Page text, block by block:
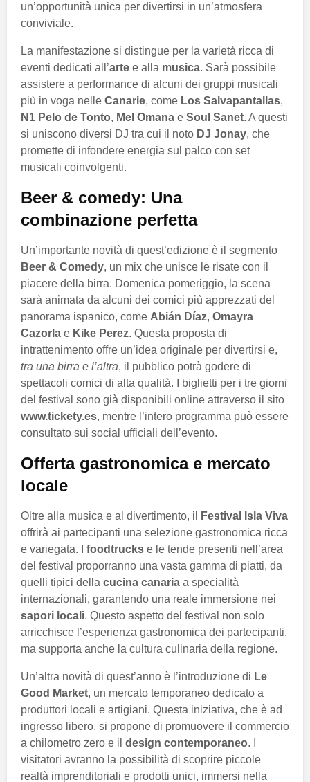
un’opportunità unica per divertirsi in un’atmosfera
conviviale.
La manifestazione si distingue per la varietà ricca di
eventi dedicati all’arte e alla musica. Sarà possibile
assistere a performance di alcuni dei gruppi musicali
più in voga nelle Canarie, come Los Salvapantallas,
N1 Pelo de Tonto, Mel Omana e Soul Sanet. A questi
si uniscono diversi DJ tra cui il noto DJ Jonay, che
promette di infondere energia sul palco con set
musicali coinvolgenti.
Beer & comedy: Una
combinazione perfetta
Un’importante novità di quest’edizione è il segmento
Beer & Comedy, un mix che unisce le risate con il
piacere della birra. Domenica pomeriggio, la scena
sarà animata da alcuni dei comici più apprezzati del
panorama ispanico, come Abián Díaz, Omayra
Cazorla e Kike Perez. Questa proposta di
intrattenimento offre un’idea originale per divertirsi e,
tra una birra e l’altra, il pubblico potrà godere di
spettacoli comici di alta qualità. I biglietti per i tre giorni
del festival sono già disponibili online attraverso il sito
www.tickety.es, mentre l’intero programma può essere
consultato sui social ufficiali dell’evento.
Offerta gastronomica e mercato
locale
Oltre alla musica e al divertimento, il
Festival Isla Viva
offrirà ai partecipanti una selezione gastronomica ricca
e variegata. I foodtrucks e le tende presenti nell’area
del festival proporranno una vasta gamma di piatti, da
quelli tipici della cucina canaria a specialità
internazionali, garantendo una reale immersione nei
sapori locali. Questo aspetto del festival non solo
arricchisce l’esperienza gastronomica dei partecipanti,
ma supporta anche la cultura culinaria della regione.
Un’altra novità di quest’anno è l’introduzione di Le
Good Market, un mercato temporaneo dedicato a
produttori locali e artigiani. Questa iniziativa, che è ad
ingresso libero, si propone di promuovere il commercio
a chilometro zero e il design contemporaneo. I
visitatori avranno la possibilità di scoprire piccole
realtà imprenditoriali e prodotti unici, immersi nella